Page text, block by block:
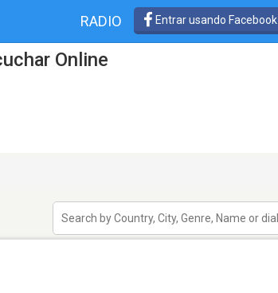
RADIO Entrar usando Facebook
Online